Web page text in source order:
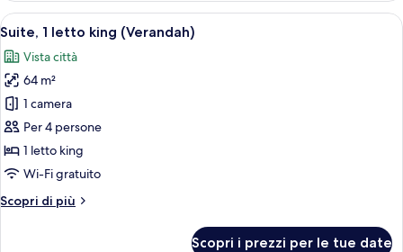
(Grand)
Apri
tutte
le
foto
per
Suite,
1
letto
(Verandah)
Una camera d'albergo con un letto,
10
Suite, 1 letto king (Verandah)
Vista città
64 m²
1 camera
Per 4 persone
1 letto king
Wi-Fi gratuito
Scopri di più
Altri
Scopri i prezzi per le tue date